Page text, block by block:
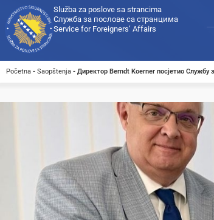
Služba za poslove sa strancima
Служба за послове са странцима
Service for Foreigners’ Affairs
Početna - Saopštenja - Директор Berndt Koerner посјетио Службу